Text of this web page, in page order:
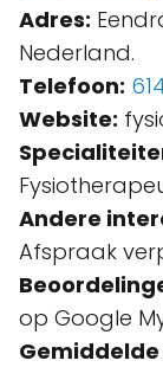
Adres:
Nederland.
Telefoon:
Website:
Andere
Afspraak
op Google